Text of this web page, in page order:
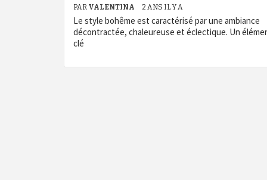
PAR VALENTINA 2 ANS IL Y A
Le style bohême est caractérisé par une ambiance
décontractée, chaleureuse et éclectique. Un
clé